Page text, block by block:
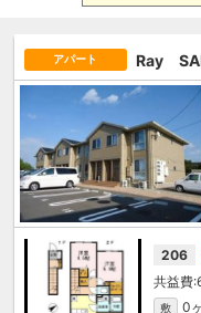
アパート Ray
206
敷 0